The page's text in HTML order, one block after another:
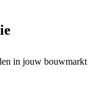
in jouw bouwmarkt